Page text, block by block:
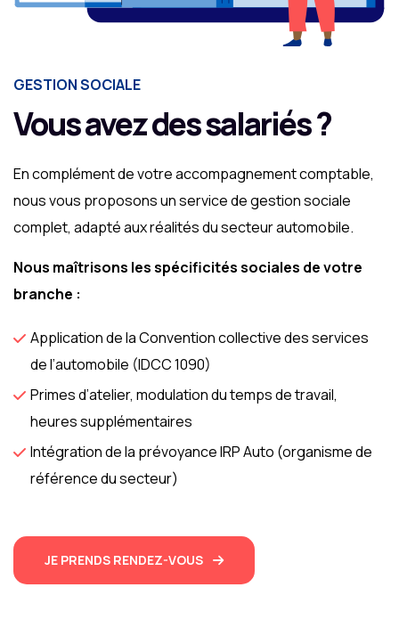
GESTION SOCIALE
Vous avez des salariés ?
En complément de votre accompagnement comptable,
nous vous proposons un service de gestion sociale
complet, adapté aux réalités du secteur automobile.
Nous maîtrisons les spécificités sociales de votre
branche :
Application de la Convention collective des services
de l’automobile (IDCC 1090)
Primes d’atelier, modulation du temps de travail,
heures supplémentaires
Intégration de la prévoyance IRP Auto (organisme de
référence du secteur)
JE PRENDS RENDEZ-VOUS